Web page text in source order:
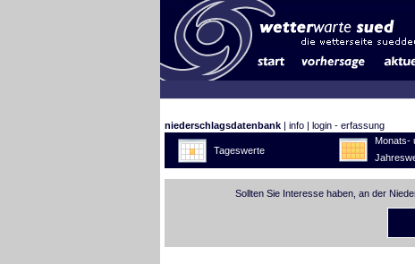
niederschlagsdatenbank| info| login - erfassung
Tageswerte
Monats-
Sollten Sie Interesse haben, an der